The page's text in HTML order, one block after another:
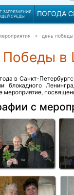
ЗАГРЯЗНЕНИЯ
СРЕДЫ
ПОГОДА
» день
Победы
в Санкт-
блокадного
мероприятие,
с